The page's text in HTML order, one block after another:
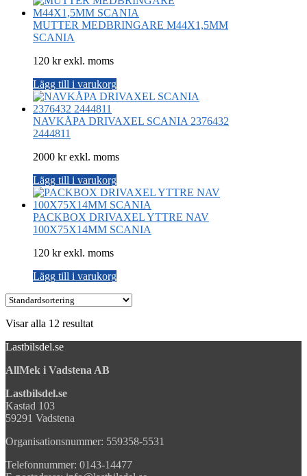
MUTTER MEDBRINGARE M44X1,5MM
SCANIA
120 kr exkl. moms
Lägg till i varukorg
NAVKÅPA DRIVAXEL SCANIA 2376432
2444811
2000 kr exkl. moms
Lägg till i varukorg
PACKBOX DRIVAXEL YTTRE NAV
100X75X14MM SCANIA
120 kr exkl. moms
Lägg till i varukorg
Visar alla 12 resultat
Lastbilsdel.se
AllMek i Vadstena AB
Lastbilsdel.se
Kastad 103
59291 Vadstena
Organisationsnummer: 559358-5531
Telefonnummer: 0143-14477